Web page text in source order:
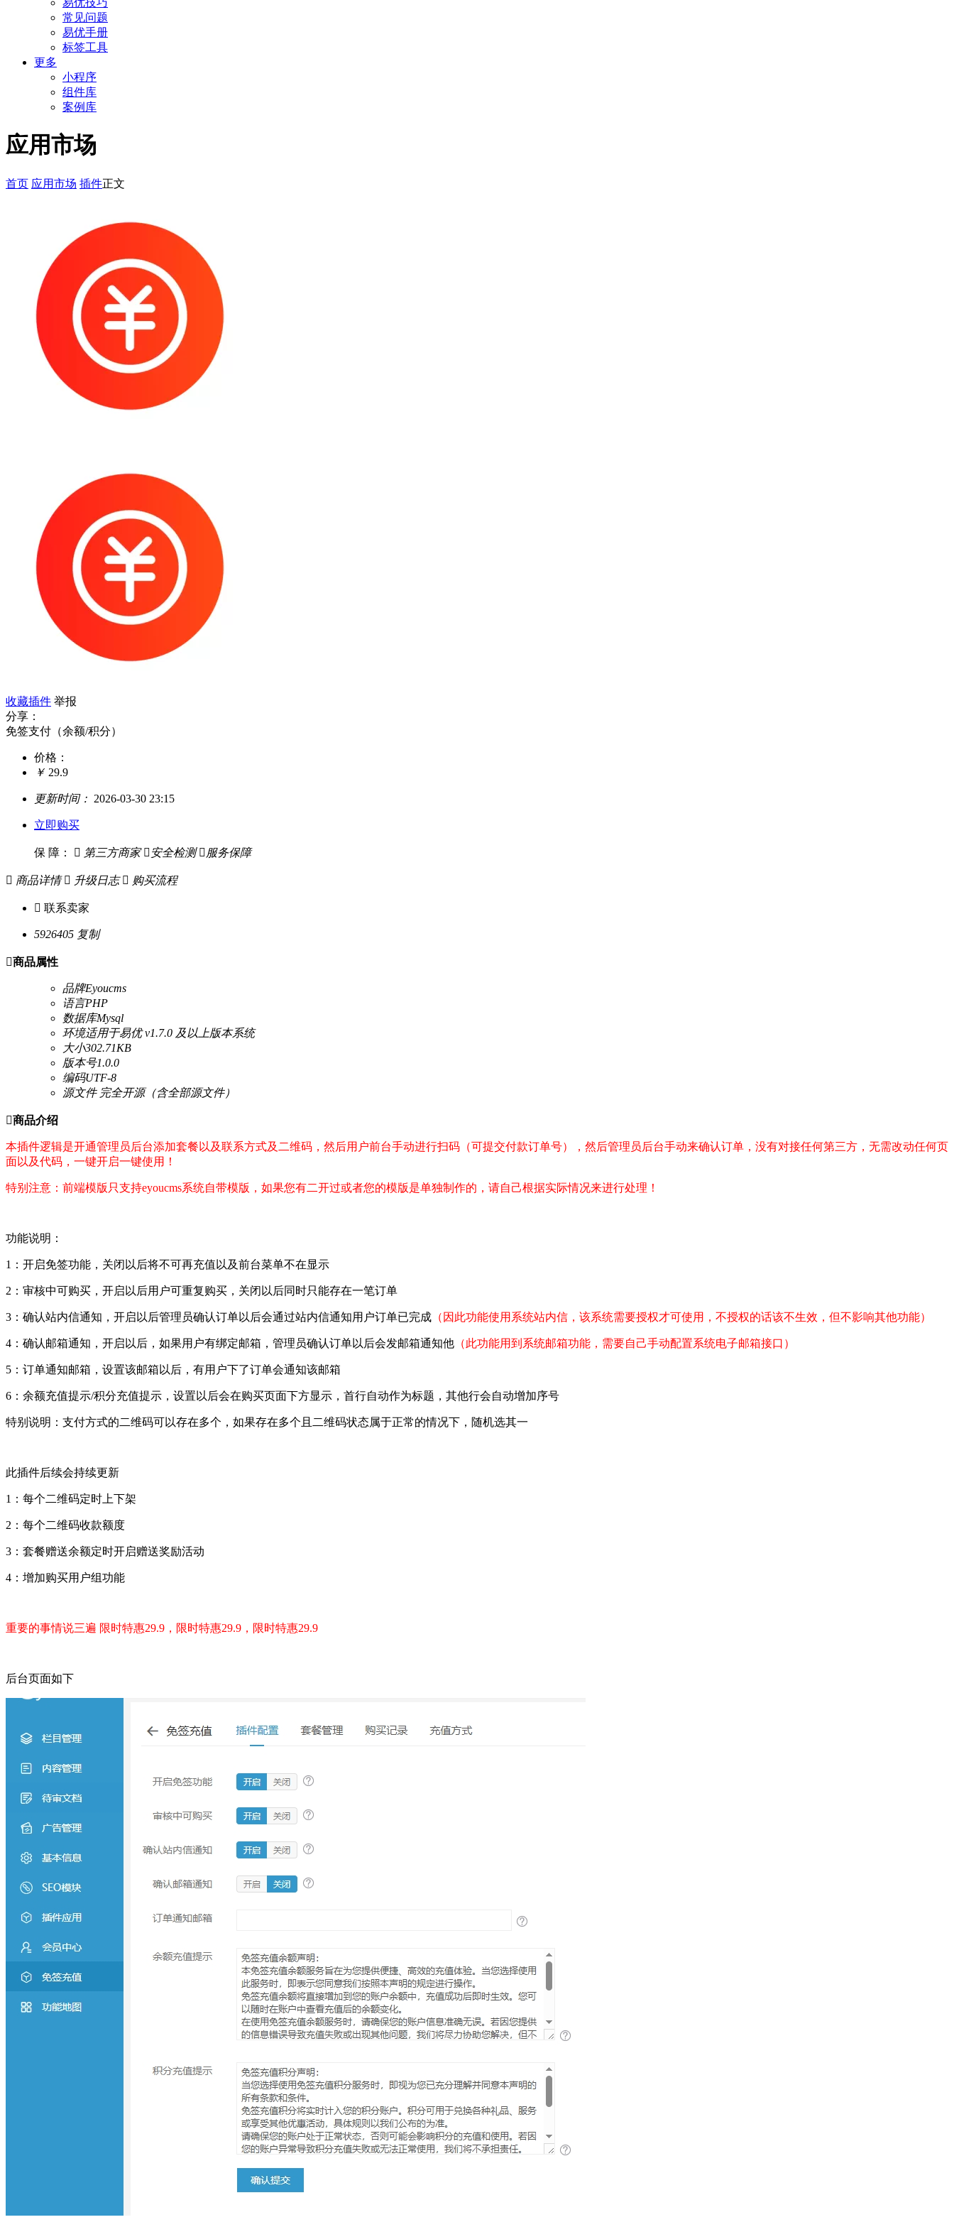
易优技巧
常见问题
易优手册
标签工具
更多
小程序
组件库
案例库
应用市场
首页 应用市场 插件正文
收藏插件 举报
分享：
免签支付（余额/积分）
价格：
￥ 29.9
更新时间： 2026-03-30 23:15
立即购买
保 障：  第三方商家  安全检测  服务保障
 商品详情  升级日志  购买流程
 联系卖家
5926405 复制
商品属性
品牌Eyoucms
语言PHP
数据库Mysql
环境适用于易优 v1.7.0 及以上版本系统
大小302.71KB
版本号1.0.0
编码UTF-8
源文件完全开源（含全部源文件）
商品介绍
本插件逻辑是开通管理员后台添加套餐以及联系方式及二维码，然后用户前台手动进行扫码（可提交付款订单号），然后管理员后台手动来确认订单，没有对接任何第三方，无需改动任何页
面以及代码，一键开启一键使用！
特别注意：前端模版只支持eyoucms系统自带模版，如果您有二开过或者您的模版是单独制作的，请自己根据实际情况来进行处理！
功能说明：
1：开启免签功能，关闭以后将不可再充值以及前台菜单不在显示
2：审核中可购买，开启以后用户可重复购买，关闭以后同时只能存在一笔订单
3：确认站内信通知，开启以后管理员确认订单以后会通过站内信通知用户订单已完成 （因此功能使用系统站内信，该系统需要授权才可使用，不授权的话该不生效，但不影响其他功能）
4：确认邮箱通知，开启以后，如果用户有绑定邮箱，管理员确认订单以后会发邮箱通知他 （此功能用到系统邮箱功能，需要自己手动配置系统电子邮箱接口）
5：订单通知邮箱，设置该邮箱以后，有用户下了订单会通知该邮箱
6：余额充值提示/积分充值提示，设置以后会在购买页面下方显示，首行自动作为标题，其他行会自动增加序号
特别说明：支付方式的二维码可以存在多个，如果存在多个且二维码状态属于正常的情况下，随机选其一
此插件后续会持续更新
1：每个二维码定时上下架
2：每个二维码收款额度
3：套餐赠送余额定时开启赠送奖励活动
4：增加购买用户组功能
重要的事情说三遍 限时特惠29.9， 限时特惠29.9， 限时特惠29.9
后台页面如下